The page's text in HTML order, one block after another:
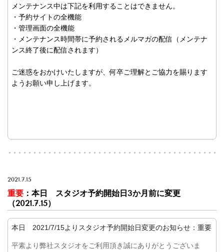
メンテナンス中は下記を利用することはできません。
・予約サイトの全機能
・管理画面の全機能
・メンテナンス時間帯に予約されるメルマガの配信（メンテナ
ンス終了後に配信されます）
ご迷惑をおかけいたしますが、何卒ご理解とご協力を賜ります
ようお願い申し上げます。
2021.7.15
重要 ：本日 スタジオ予約開始日3か月前に変更
（2021.7.15）
本日 2021/7/15よりスタジオ予約開始日変更のお知らせ：重要
平素より弊社スタジオをご利用頂き誠にありがとうございま